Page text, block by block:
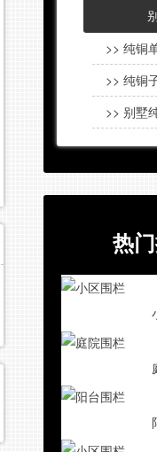
>> 纯铜
>> 纯铜
>> 别墅
热